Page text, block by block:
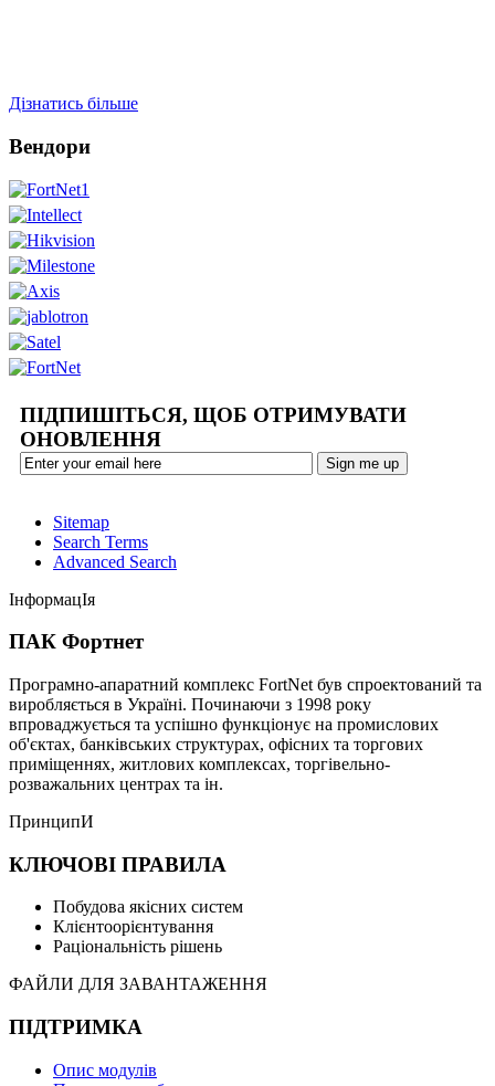
Дізнатись більше
Вендори
ПІДПИШІТЬСЯ, ЩОБ ОТРИМУВАТИ
ОНОВЛЕННЯ
Sitemap
Search Terms
Advanced Search
ІнформацІя
ПАК Фортнет
Програмно-апаратний комплекс FortNet був спроектований та
виробляється в Україні. Починаючи з 1998 року
впроваджується та успішно функціонує на промислових
об'єктах, банківських структурах, офісних та торгових
приміщеннях, житлових комплексах, торгівельно-
розважальних центрах та ін.
ПринципИ
КЛЮЧОВІ ПРАВИЛА
Побудова якісних систем
Клієнтоорієнтування
Раціональність рішень
ФАЙЛИ ДЛЯ ЗАВАНТАЖЕННЯ
ПІДТРИМКА
Опис модулів